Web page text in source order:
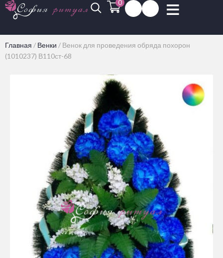
0
Главная / Венки / Венок для проведения обряда похорон
(1010237) В110ст-68